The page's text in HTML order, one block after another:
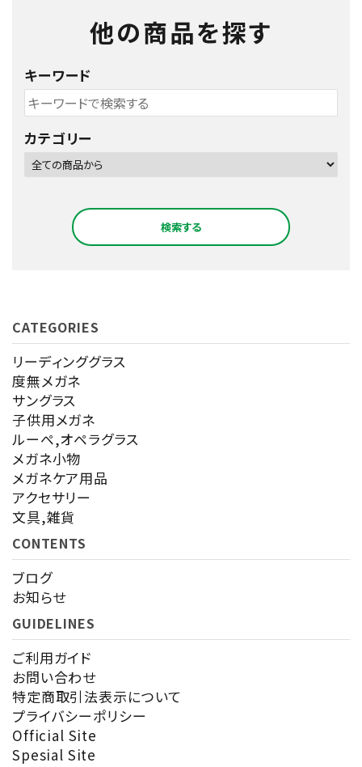
他の商品を探す
キーワード
カテゴリー
検索する
キーワード
カテゴリー
CATEGORIES
リーディンググラス
度無メガネ
サングラス
子供用メガネ
ルーペ,オペラグラス
メガネ小物
メガネケア用品
アクセサリー
文具,雑貨
CONTENTS
ブログ
お知らせ
GUIDELINES
ご利用ガイド
お問い合わせ
特定商取引法表示について
プライバシーポリシー
Official Site
Spesial Site